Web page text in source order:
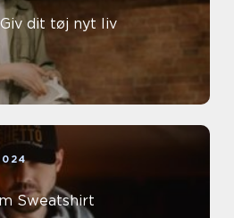
dit tøj nyt liv
Sweatshirt